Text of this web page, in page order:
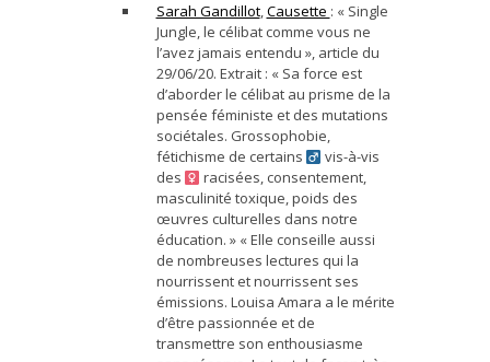
Sarah Gandillot,Causette : « Single
Jungle, le célibat comme vous ne
l’avez jamais entendu », article du
29/06/20. Extrait : « Sa force est
d’aborder le célibatau prisme de la
pensée féministe et des mutations
sociétales. Grossophobie,
fétichisme de certains
vis-à-vis
des
racisées, consentement,
masculinité toxique, poids des
œuvres culturelles dans notre
éducation. » « Elle conseille aussi
de nombreuses lectures qui la
nourrissent et nourrissent ses
émissions. Louisa Amara a le mérite
d’être passionnée et de
transmettre son enthousiasme